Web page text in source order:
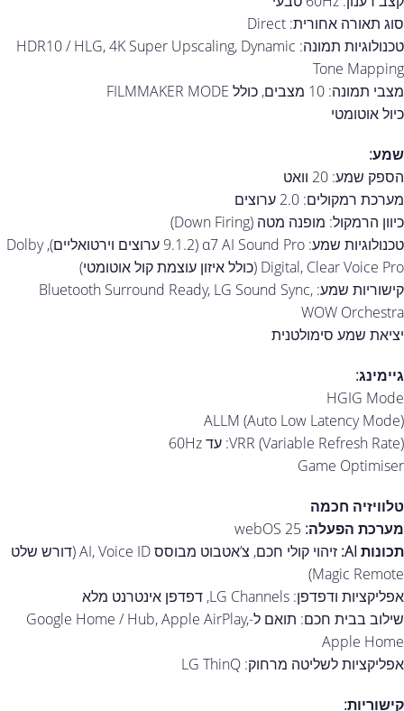
סוג תאורה אחורית: Direct
טכנולוגיות תמונה: HDR10 / HLG, 4K Super Upscaling, Dynamic
Tone Mapping
מצבי תמונה: 10 מצבים, כולל FILMMAKER MODE
כיול אוטומטי
שמע:
הספק שמע: 20 וואט
מערכת רמקולים: 2.0 ערוצים
כיוון הרמקול: מופנה מטה (Down Firing)
טכנולוגיות שמע: α7 AI Sound Pro (9.1.2 ערוצים וירטואליים), Dolby
Digital, Clear Voice Pro (כולל איזון עוצמת קול אוטומטי)
קישוריות שמע: Bluetooth Surround Ready, LG Sound Sync,
WOW Orchestra
יציאת שמע סימולטנית
גיימינג:
HGIG Mode
ALLM (Auto Low Latency Mode)
VRR (Variable Refresh Rate): עד 60Hz
Game Optimiser
טלוויזיה חכמה
מערכת הפעלה:
תכונות AI:
זיהוי קולי חכם, צ’אטבוט מבוסס AI, Voice ID (דורש שלט
Magic Remote)
אפליקציות ודפדפן: LG Channels, דפדפן אינטרנט מלא
שילוב בבית חכם: תואם ל-Google Home / Hub, Apple AirPlay,
Apple Home
אפליקציות לשליטה מרחוק: LG ThinQ
קישוריות: